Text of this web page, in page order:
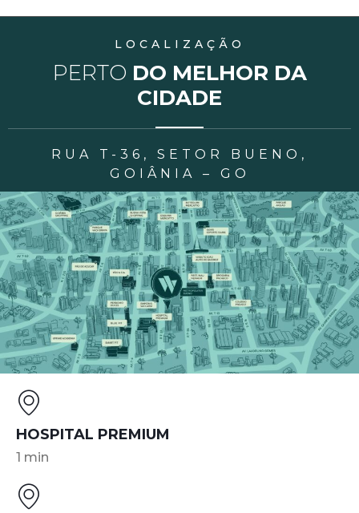
LOCALIZAÇÃO
PERTO DO MELHOR DA
CIDADE
RUA T-36, SETOR BUENO,
GOIÂNIA – GO
HOSPITAL PREMIUM
1 min